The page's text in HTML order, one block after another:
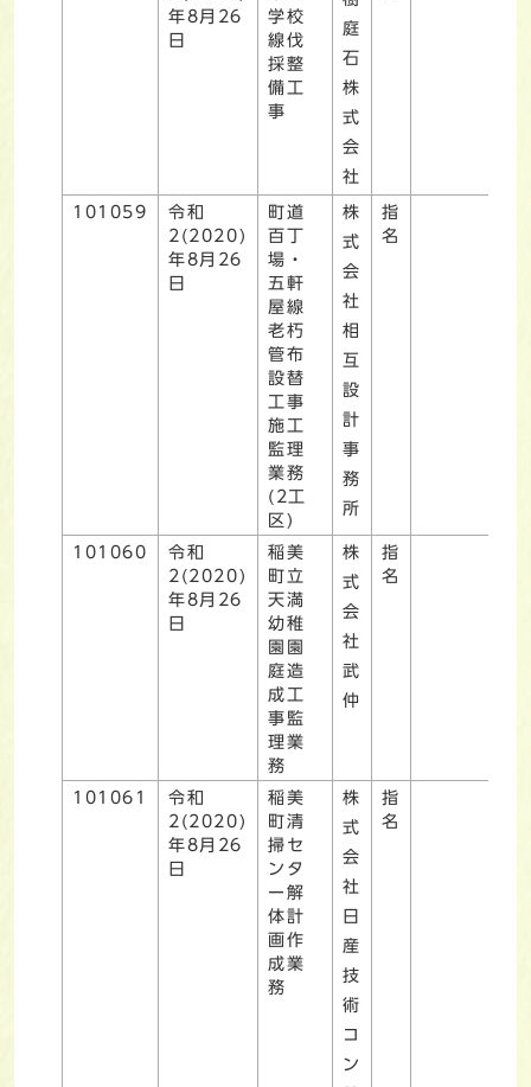
年8月26
日
学校
線伐
採整
備工
事
庭
石
株
式
会
社
101059
令和
2(2020)
年8月26
日
町道
百丁
場・
五軒
屋線
老朽
管布
設替
工事
施工
監理
業務
(2工
区)
株
式
会
社
相
互
設
計
事
務
所
指
名
101060
令和
2(2020)
年8月26
日
稲美
町立
天満
幼稚
園園
庭造
成工
事監
理業
務
株
式
会
社
武
仲
指
名
101061
令和
2(2020)
年8月26
日
稲美
町清
掃セ
ンタ
ー解
体計
画作
成業
務
株
式
会
社
日
産
技
術
コ
ン
指
名